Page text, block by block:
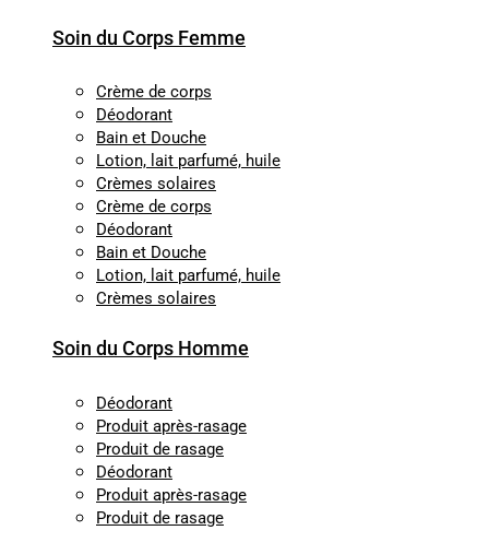
Soin du Corps Femme
Crème de corps
Déodorant
Bain et Douche
Lotion, lait parfumé, huile
Crèmes solaires
Crème de corps
Déodorant
Bain et Douche
Lotion, lait parfumé, huile
Crèmes solaires
Soin du Corps Homme
Déodorant
Produit après-rasage
Produit de rasage
Déodorant
Produit après-rasage
Produit de rasage